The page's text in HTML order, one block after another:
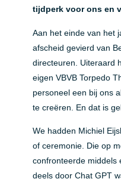
tijdperk voor ons en
Aan het einde van het
afscheid gevierd van
directeuren. Uiteraard
eigen VBVB Torpedo
personeel een bij ons
te creëren. En dat is
We hadden Michiel
of ceremonie. Die op
confronteerde middels
deels door Chat GPT